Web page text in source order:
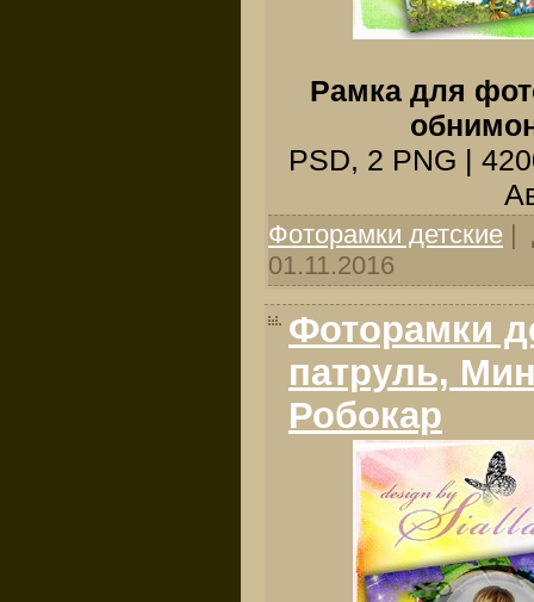
Рамка для
PSD, 2 PNG |
Фоторамки детские |
01.11.2016
Фоторамки
патруль,
Робокар